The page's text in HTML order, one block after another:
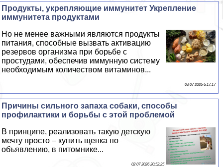
Продукты, укрепляющие иммунитет Укрепление
иммунитета продуктами
Но не менее важными являются продукты
питания, способные вызвать активацию
резервов организма при борьбе с
простудами, обеспечив иммунную систему
необходимым количеством витаминов...
03 07 2026 6:17:17
Причины сильного запаха собаки, способы
профилактики и борьбы с этой проблемой
В принципе, реализовать такую детскую
мечту просто – купить щенка по
объявлению, в питомнике...
02 07 2026 20:52:25